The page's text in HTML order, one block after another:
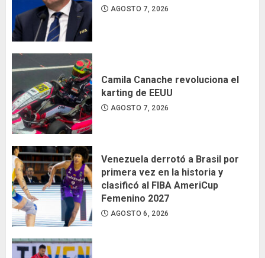
AGOSTO 7, 2026
Camila Canache revoluciona el
karting de EEUU
AGOSTO 7, 2026
Venezuela derrotó a Brasil por
primera vez en la historia y
clasificó al FIBA AmeriCup
Femenino 2027
AGOSTO 6, 2026